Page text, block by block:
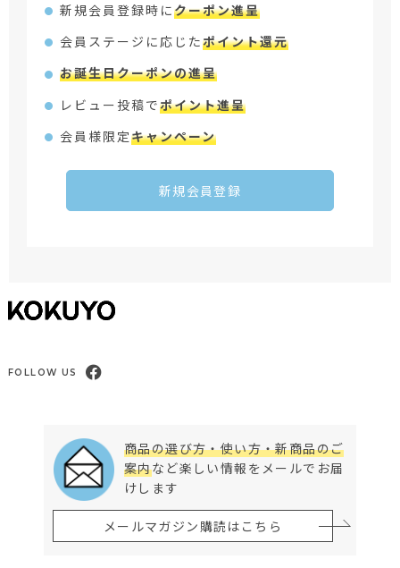
新規会員登録時にクーポン進呈
会員ステージに応じたポイント還元
お誕生日クーポンの進呈
レビュー投稿でポイント進呈
会員様限定キャンペーン
新規会員登録
FOLLOW US
商品の選び方・使い方・新商品のご
案内など楽しい情報をメールでお届
けします
メールマガジン購読はこちら